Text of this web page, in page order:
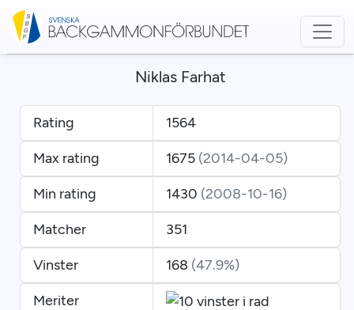
Niklas Farhat
Rating 1564
Max rating 1675 (2014-04-05)
Min rating 1430 (2008-10-16)
Matcher 351
Vinster 168 (47.9%)
Meriter